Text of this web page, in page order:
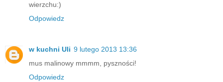
wierzchu:)
Odpowiedz
w kuchni Uli 9 lutego 2013 13:36
mus malinowy mmmm, pyszności!
Odpowiedz